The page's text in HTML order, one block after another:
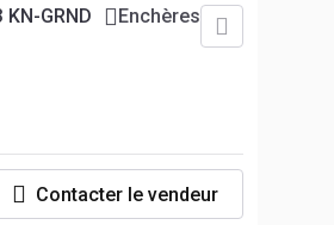
GRND
Enchères
Contacter le vendeur